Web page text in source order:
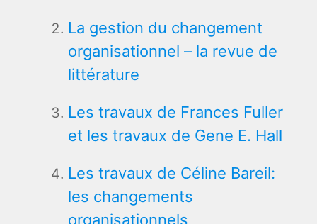
La gestion du changement
organisationnel – la revue de
littérature
Les travaux de Frances Fuller
et les travaux de Gene E. Hall
Les travaux de Céline Bareil:
les changements
organisationnels